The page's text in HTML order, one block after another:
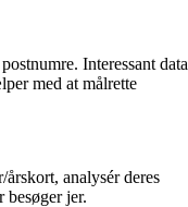
Interessant
med at målrette
analysér deres
besøger jer.